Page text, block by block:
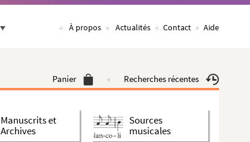
À propos Actualités Contact Aide
Panier Recherches récentes
Manuscrits et
Archives
Sources
musicales